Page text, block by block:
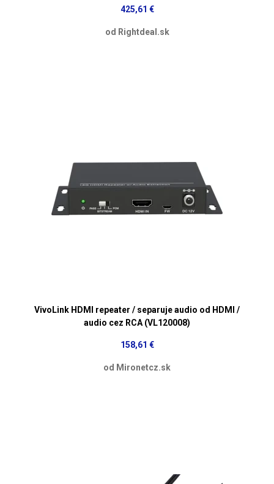
425,61 €
od Rightdeal.sk
VivoLink HDMI repeater / separuje audio od HDMI /
audio cez RCA (VL120008)
158,61 €
od Mironetcz.sk